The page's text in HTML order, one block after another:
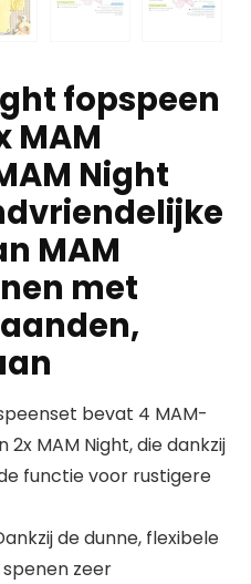
fopspeen
MAM
Night
MAM
met
bevat 4 MAM-
2x MAM Night, die dankzij
functie voor rustigere
de dunne, flexibele
zeer